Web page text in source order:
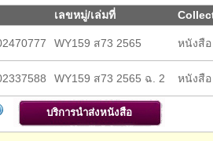
เลขหมู่/เล่มที่
WY159 ส73 2565 หนังสือ
WY159 ส73 2565 ฉ. 2 หนังสือ